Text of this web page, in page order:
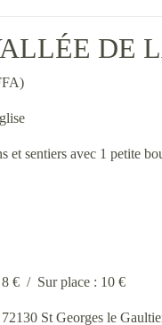
DE
sentiers avec 1 petite
€ / Sur place : 10 €
St Georges le